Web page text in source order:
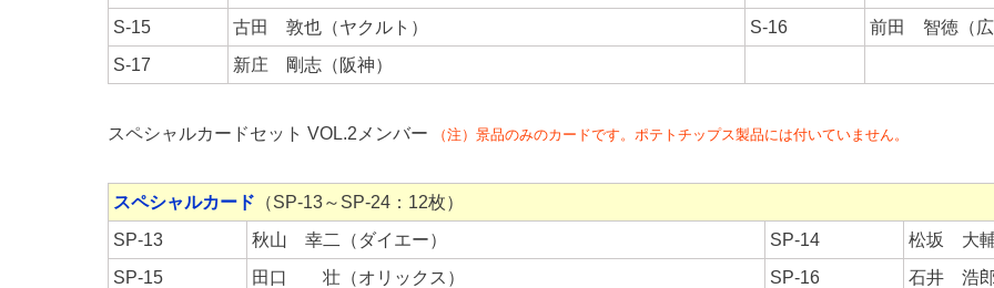
S-15
古田 敦也（ヤクルト） S-16
前田 智徳（広
S-17
新庄 剛志（阪神）
スペシャルカードセット VOL.2メンバー （注）景品のみのカードです。ポテトチップス製品には付いていません。
スペシャルカード （SP-13～SP-24：12枚）
SP-13
秋山 幸二（ダイエー） SP-14
松坂 大輔
SP-15
田口 壮（オリックス） SP-16
石井 浩郎